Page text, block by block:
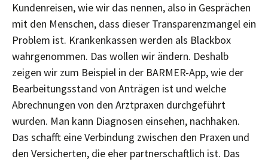
Kundenreisen, wie wir das nennen, also in Gesprächen
mit den Menschen, dass dieser Transparenzmangel ein
Problem ist. Krankenkassen werden als Blackbox
wahrgenommen. Das wollen wir ändern. Deshalb
zeigen wir zum Beispiel in der BARMER-App, wie der
Bearbeitungsstand von Anträgen ist und welche
Abrechnungen von den Arztpraxen durchgeführt
wurden. Man kann Diagnosen einsehen, nachhaken.
Das schafft eine Verbindung zwischen den Praxen und
den Versicherten, die eher partnerschaftlich ist. Das